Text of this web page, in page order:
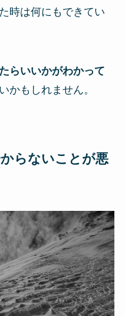
時は何にもできてい
らいいかがわかって
かもしれません。
らないことが悪